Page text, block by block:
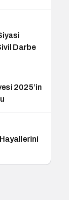
Darbe
2025’in